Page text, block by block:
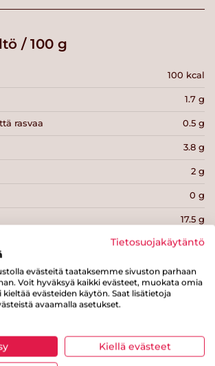
/ 100 g
100 kcal
1.7 g
rasvaa 0.5 g
3.8 g
2 g
0 g
17.5 g
0.9 g
Tietosuojakäytäntö
evästeitä taataksemme sivuston parhaan
Voit hyväksyä kaikki evästeet, muokata omia
kieltää evästeiden käytön. Saat lisätietoja
avaamalla asetukset.
Kiellä evästeet